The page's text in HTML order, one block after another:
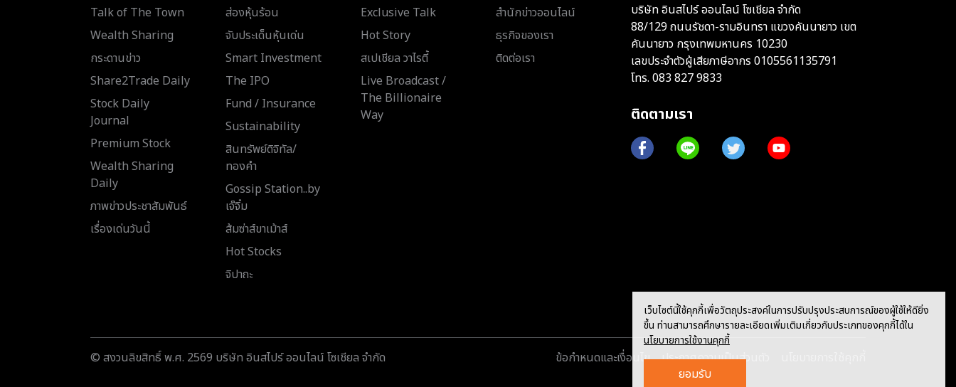
เว็บไซต์นี้ใช้คุกกี้เพื่อวัตถุประสงค์ในการปรับปรุงประสบการณ์ของผู้ใช้ให้ดียิ่ง
ขึ้น ท่านสามารถศึกษารายละเอียดเพิ่มเติมเกี่ยวกับประเภทของคุกกี้ได้ใน
นโยบายการใช้งานคุกกี้
ยอมรับ
Talk of The Town
Wealth Sharing
กระดานข่าว
Share2Trade Daily
Stock Daily
Journal
Premium Stock
Wealth Sharing
Daily
ภาพข่าวประชาสัมพันธ์
เรื่องเด่นวันนี้
ส่องหุ้นร้อน
จับประเด็นหุ้นเด่น
Smart Investment
The IPO
Fund / Insurance
Sustainability
สินทรัพย์ดิจิทัล/
ทองคำ
Gossip Station..by
เจ๊จิ๋ม
ส้มซ่าส์ขาเม้าส์
Hot Stocks
จิปาถะ
Exclusive Talk
Hot Story
สเปเชียล วาไรตี้
Live Broadcast /
The Billionaire
Way
สำนักข่าวออนไลน์
ธุรกิจของเรา
ติดต่อเรา
บริษัท อินสไปร์ ออนไลน์ โซเชียล จำกัด
88/129 ถนนรัชดา-รามอินทรา แขวงคันนายาว เขต
คันนายาว กรุงเทพมหานคร 10230
เลขประจำตัวผู้เสียภาษีอากร 0105561135791
โทร. 083 827 9833
ติดตามเรา
© สงวนลิขสิทธิ์ พ.ศ. 2569 บริษัท อินสไปร์ ออนไลน์ โซเชียล จำกัด ข้อกำหนดและเงื่อนไข ประกาศความเป็นส่วนตัว